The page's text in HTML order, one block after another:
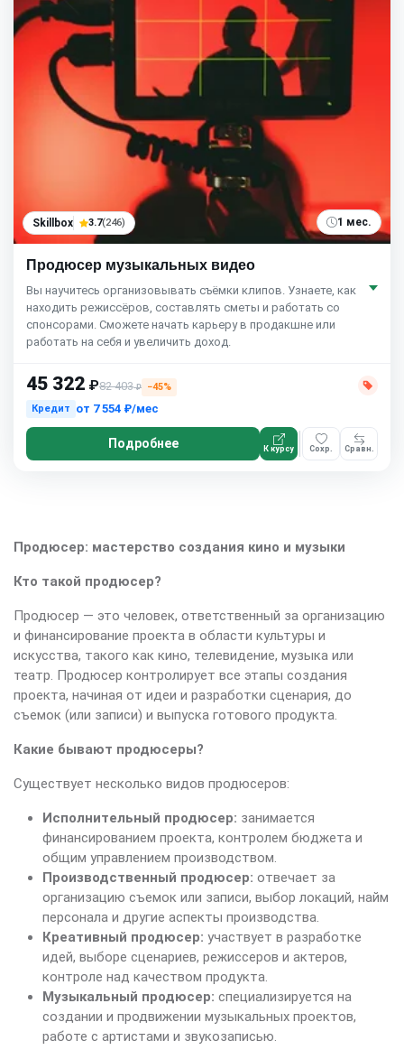
Skillbox 3.7(246) 1 мес.
Продюсер музыкальных видео
Вы научитесь организовывать съёмки клипов. Узнаете, как
находить режиссёров, составлять сметы и работать со
спонсорами. Сможете начать карьеру в продакшне или
работать на себя и увеличить доход.
45 322 ₽82 403₽
−45%
Кредит
от 7 554 ₽/мес
Подробнее К курсу Сохр. Сравн.
Продюсер: мастерство создания кино и музыки
Кто такой продюсер?
Продюсер — это человек, ответственный за организацию
и финансирование проекта в области культуры и
искусства, такого как кино, телевидение, музыка или
театр. Продюсер контролирует все этапы создания
проекта, начиная от идеи и разработки сценария, до
съемок (или записи) и выпуска готового продукта.
Какие бывают продюсеры?
Существует несколько видов продюсеров:
Исполнительный продюсер: занимается
финансированием проекта, контролем бюджета и
общим управлением производством.
Производственный продюсер: отвечает за
организацию съемок или записи, выбор локаций, найм
персонала и другие аспекты производства.
Креативный продюсер: участвует в разработке
идей, выборе сценариев, режиссеров и актеров,
контроле над качеством продукта.
Музыкальный продюсер: специализируется на
создании и продвижении музыкальных проектов,
работе с артистами и звукозаписью.